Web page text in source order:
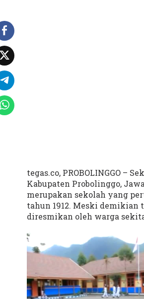
e
r
t
u
a
L
e
n
g
tegas.co, PROBOLINGGO –
Kabupaten Probolinggo,
merupakan sekolah yang
tahun 1912. Meski demikian
diresmikan oleh warga